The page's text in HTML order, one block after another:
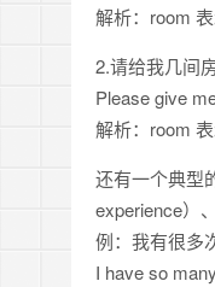
解析：room
2.请给我几间房
Please give
解析：room
还有一个典型
experience）
例：我有很多
I have so many